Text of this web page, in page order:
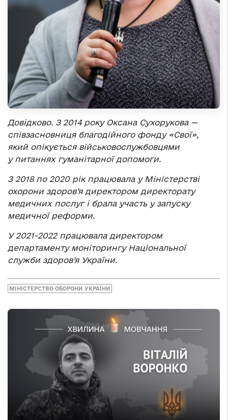
Довідково. З 2014 року Оксана Сухорукова —
співзасновниця благодійного фонду «Свої»,
який опікується військовослужбовцями
у питаннях гуманітарної допомоги.
З 2018 по 2020 рік працювала у Міністерстві
охорони здоров’я директором директорату
медичних послуг і брала участь у запуску
медичної реформи.
У 2021-2022 працювала директором
департаменту моніторингу Національної
служби здоров’я України.
МІНІСТЕРСТВО ОБОРОНИ УКРАЇНИ